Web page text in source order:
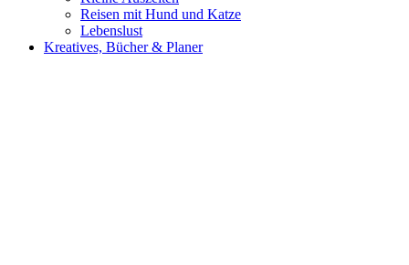
Reisen mit Hund und Katze
Lebenslust
Kreatives, Bücher & Planer